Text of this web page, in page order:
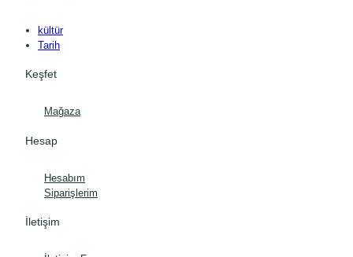
kültür
Tarih
Keşfet
Mağaza
Hesap
Hesabım
Siparişlerim
İletişim